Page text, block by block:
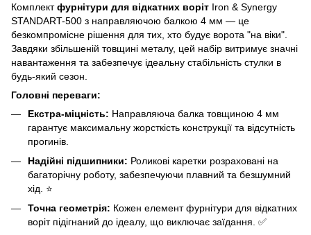
Комплектфурнітури для відкатних воріт Iron & Synergy
STANDART-500 з направляючою балкою 4 мм — це
безкомпромісне рішення для тих, хто будує ворота "на віки".
Завдяки збільшеній товщині металу, цей набір витримує значні
навантаження та забезпечує ідеальну стабільність стулки в
будь-який сезон.
Головні переваги:
Екстра-міцність: Направляюча балка товщиною 4 мм
гарантує максимальну жорсткість конструкції та відсутність
прогинів.
Надійні підшипники: Роликові каретки розраховані на
багаторічну роботу, забезпечуючи плавний та безшумний
хід. ⭐
Точна геометрія: Кожен елемент фурнітури для відкатних
воріт підігнаний до ідеалу, що виключає заїдання. ✅